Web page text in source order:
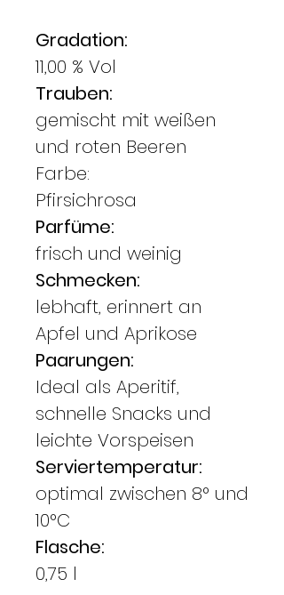
Gradation:
11,00 % Vol
Trauben:
gemischt mit weißen
und roten Beeren
Farbe:
Pfirsichrosa
Parfüme:
frisch und weinig
Schmecken:
lebhaft, erinnert an
Apfel und Aprikose
Paarungen:
Ideal als Aperitif,
schnelle Snacks und
leichte Vorspeisen
Serviertemperatur:
optimal zwischen 8° und
10°C
Flasche:
0,75 l